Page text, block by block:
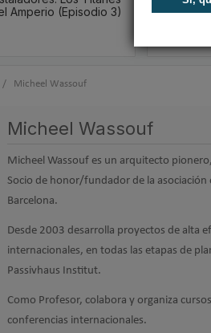
Amperio (Episodio 3)
/ Micheel Wassouf
Micheel Wassouf
Micheel Wassouf es un arquitecto
Socio de honor/fundador de la asociación
Barcelona.
Desde 2003 desarrolla proyectos de alta
internacionales, en todas las etapas de
Passivhaus Institut.
Como Profesor, colabora y organiza
conferencias internacionales.